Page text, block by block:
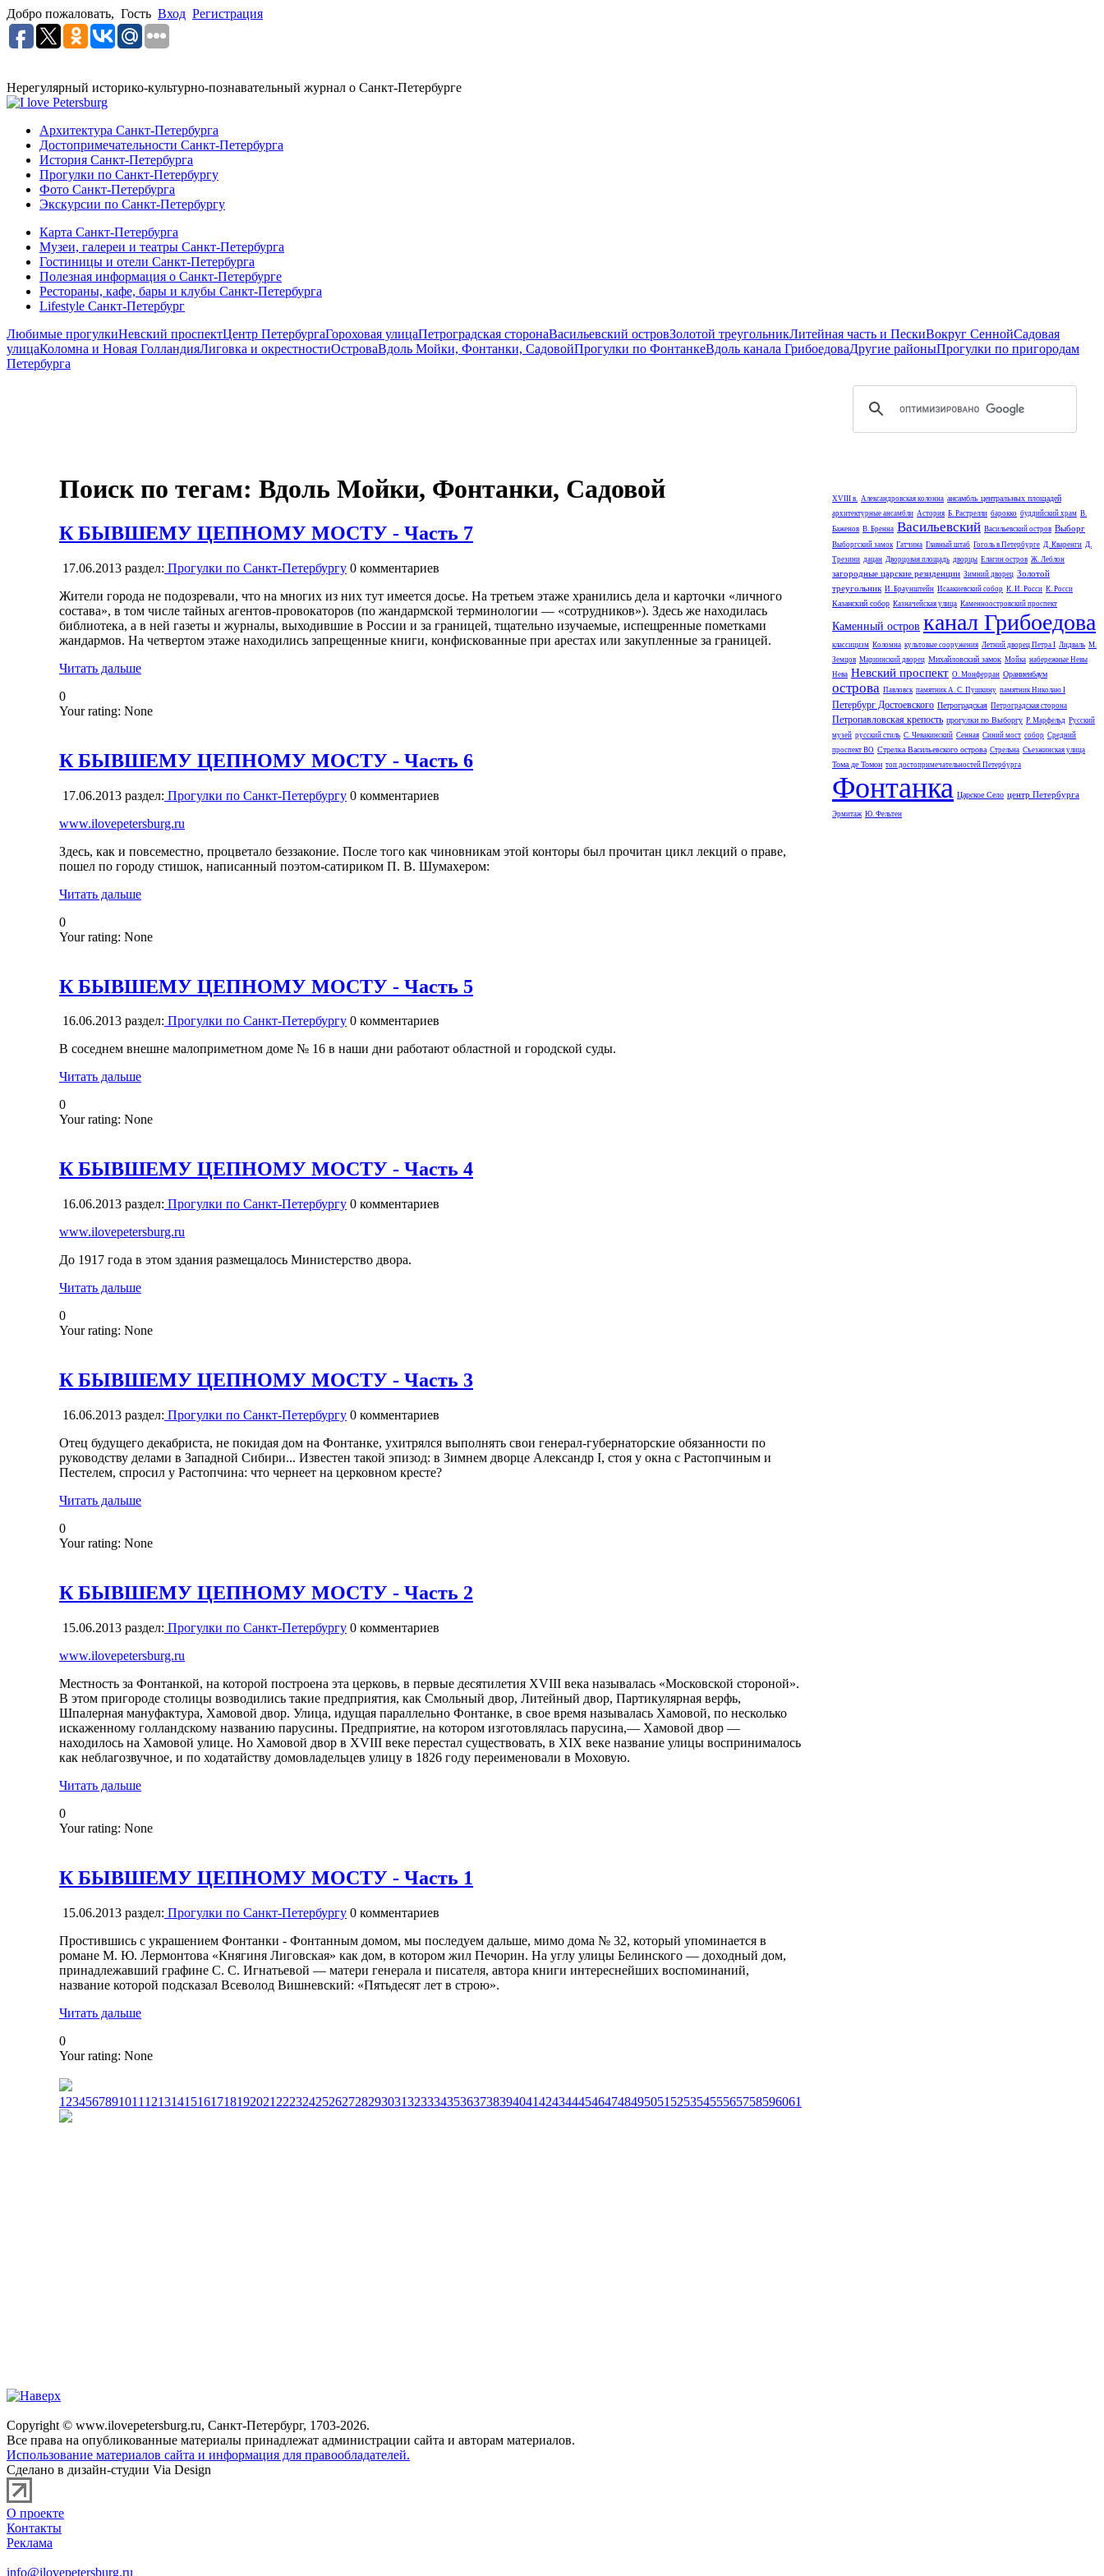
Добро пожаловать, Гость Вход Регистрация
Нерегулярный историко-культурно-познавательный журнал о Санкт-Петербурге
Архитектура Санкт-Петербурга
Достопримечательности Санкт-Петербурга
История Санкт-Петербурга
Прогулки по Санкт-Петербургу
Фото Санкт-Петербурга
Экскурсии по Санкт-Петербургу
Карта Санкт-Петербурга
Музеи, галереи и театры Санкт-Петербурга
Гостиницы и отели Санкт-Петербурга
Полезная информация о Санкт-Петербурге
Рестораны, кафе, бары и клубы Санкт-Петербурга
Lifestyle Санкт-Петербург
Любимые прогулкиНевский проспектЦентр ПетербургаГороховая улицаПетроградская сторонаВасильевский островЗолотой треугольникЛитейная часть и ПескиВокруг СеннойСадовая
улицаКоломна и Новая ГолландияЛиговка и окрестностиОстроваВдоль Мойки, Фонтанки, СадовойПрогулки по ФонтанкеВдоль канала ГрибоедоваДругие районыПрогулки по пригородам
Петербурга
Поиск по тегам: Вдоль Мойки, Фонтанки, Садовой
К БЫВШЕМУ ЦЕПНОМУ МОСТУ - Часть 7
17.06.2013 раздел: Прогулки по Санкт-Петербургу 0 комментариев
Жители города не подозревали, что на многих из них тут имеется досье. На третьем этаже хранились дела и карточки «личного
состава», в том числе тайных агентов-провокаторов (по жандармской терминологии — «сотрудников»). Здесь же находилась
библиотека, а в ней газеты и журналы, выходившие в России и за границей, тщательно изучаемые, испещренные пометками
жандармов. На четвертом этаже находились запрещенные книги, конфискованные при арестах или закупленные за границей.
Читать дальше
0
Your rating: None
К БЫВШЕМУ ЦЕПНОМУ МОСТУ - Часть 6
17.06.2013 раздел: Прогулки по Санкт-Петербургу 0 комментариев
www.ilovepetersburg.ru
Здесь, как и повсеместно, процветало беззаконие. После того как чиновникам этой конторы был прочитан цикл лекций о праве,
пошел по городу стишок, написанный поэтом-сатириком П. В. Шумахером:
Читать дальше
0
Your rating: None
К БЫВШЕМУ ЦЕПНОМУ МОСТУ - Часть 5
16.06.2013 раздел: Прогулки по Санкт-Петербургу 0 комментариев
В соседнем внешне малоприметном доме № 16 в наши дни работают областной и городской суды.
Читать дальше
0
Your rating: None
К БЫВШЕМУ ЦЕПНОМУ МОСТУ - Часть 4
16.06.2013 раздел: Прогулки по Санкт-Петербургу 0 комментариев
www.ilovepetersburg.ru
До 1917 года в этом здания размещалось Министерство двора.
Читать дальше
0
Your rating: None
К БЫВШЕМУ ЦЕПНОМУ МОСТУ - Часть 3
16.06.2013 раздел: Прогулки по Санкт-Петербургу 0 комментариев
Отец будущего декабриста, не покидая дом на Фонтанке, ухитрялся выполнять свои генерал-губернаторские обязанности по
руководству делами в Западной Сибири... Известен такой эпизод: в Зимнем дворце Александр I, стоя у окна с Растопчиным и
Пестелем, спросил у Растопчина: что чернеет на церковном кресте?
Читать дальше
0
Your rating: None
К БЫВШЕМУ ЦЕПНОМУ МОСТУ - Часть 2
15.06.2013 раздел: Прогулки по Санкт-Петербургу 0 комментариев
www.ilovepetersburg.ru
Местность за Фонтанкой, на которой построена эта церковь, в первые десятилетия XVIII века называлась «Московской стороной».
В этом пригороде столицы возводились такие предприятия, как Смольный двор, Литейный двор, Партикулярная верфь,
Шпалерная мануфактура, Хамовой двор. Улица, идущая параллельно Фонтанке, в свое время называлась Хамовой, по несколько
искаженному голландскому названию парусины. Предприятие, на котором изготовлялась парусина,— Хамовой двор —
находилось на Хамовой улице. Но Хамовой двор в XVIII веке перестал существовать, в XIX веке название улицы воспринималось
как неблагозвучное, и по ходатайству домовладельцев улицу в 1826 году переименовали в Моховую.
Читать дальше
0
Your rating: None
К БЫВШЕМУ ЦЕПНОМУ МОСТУ - Часть 1
15.06.2013 раздел: Прогулки по Санкт-Петербургу 0 комментариев
Простившись с украшением Фонтанки - Фонтанным домом, мы последуем дальше, мимо дома № 32, который упоминается в
романе М. Ю. Лермонтова «Княгиня Лиговская» как дом, в котором жил Печорин. На углу улицы Белинского — доходный дом,
принадлежавший графине С. С. Игнатьевой — матери генерала и писателя, автора книги интереснейших воспоминаний,
название которой подсказал Всеволод Вишневский: «Пятьдесят лет в строю».
Читать дальше
0
Your rating: None
1 234567891011 12131415161718192021 222324252627282930313233343536373839404142434445464748495051 52535455565758596061
XVIII в. Александровская колонна ансамбль центральных площадей
архитектурные ансамбли Астория Б. Растрелли барокко буддийский храм В.
Баженов В. Бренна Васильевский Васильевский остров Выборг
Выборгский замок Гатчина Главный штаб Гоголь в Петербурге Д. Кваренги Д.
Трезини дацан Дворцовая площадь дворцы Елагин остров Ж. Леблон
загородные царские резиденции Зимний дворец Золотой
треугольник И. Браунштейн Исаакиевский собор К. И. Росси К. Росси
Казанский собор Казначейская улица Каменноостровский проспект
Каменный остров канал Грибоедова
классицизм Коломна культовые сооружения Летний дворец Петра I Лидваль М.
Земцов Мариинский дворец Михайловский замок Мойка набережные Невы
Нева Невский проспект О. Монферран Ораниенбаум
острова Павловск памятник А. С. Пушкину памятник Николаю I
Петербург Достоевского Петроградская Петроградская сторона
Петропавловская крепость прогулки по Выборгу Р. Марфельд Русский
музей русский стиль С. Чевакинский Сенная Синий мост собор Средний
проспект ВО Стрелка Васильевского острова Стрельна Съезжинская улица
Тома де Томон топ достопримечательностей Петербурга
Фонтанка Царское Село центр Петербурга
Эрмитаж Ю. Фельтен
Copyright © www.ilovepetersburg.ru, Санкт-Петербург, 1703-2026.
Все права на опубликованные материалы принадлежат администрации сайта и авторам материалов.
Использование материалов сайта и информация для правообладателей.
Сделано в дизайн-студии Via Design
О проекте
Контакты
Реклама
info@ilovepetersburg.ru